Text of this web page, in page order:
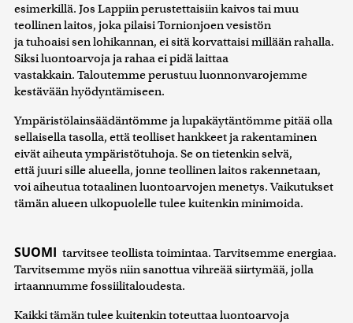
esimerkillä. Jos Lappiin perustettaisiin kaivos tai muu
teollinen laitos, joka pilaisi Tornionjoen vesistön
ja tuhoaisi sen lohikannan, ei sitä korvattaisi millään rahalla.
Siksi luontoarvoja ja rahaa ei pidä laittaa
vastakkain. Taloutemme perustuu luonnonvarojemme
kestävään hyödyntämiseen.
Ympäristölainsäädäntömme ja lupakäytäntömme pitää olla
sellaisella tasolla, että teolliset hankkeet ja rakentaminen
eivät aiheuta ympäristötuhoja. Se on tietenkin selvä,
että juuri sille alueella, jonne teollinen laitos rakennetaan,
voi aiheutua totaalinen luontoarvojen menetys. Vaikutukset
tämän alueen ulkopuolelle tulee kuitenkin minimoida.
SUOMI tarvitsee teollista toimintaa. Tarvitsemme energiaa.
Tarvitsemme myös niin sanottua vihreää siirtymää, jolla
irtaannumme fossiilitaloudesta.
Kaikki tämän tulee kuitenkin toteuttaa luontoarvoja